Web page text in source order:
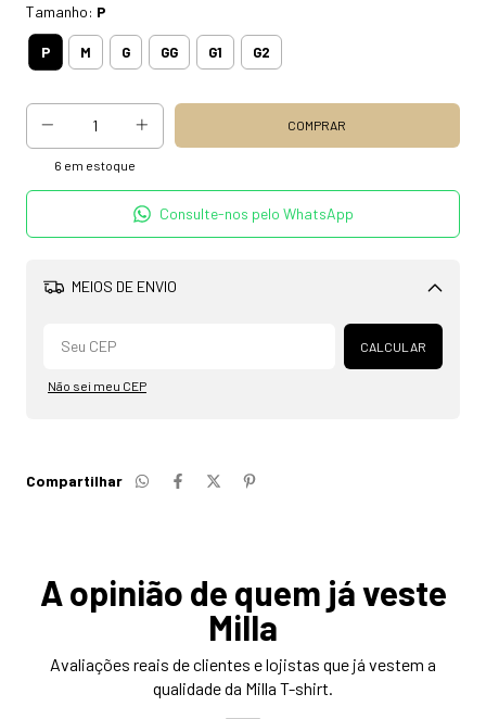
Tamanho: P
P M G GG G1 G2
6 em estoque
Consulte-nos pelo WhatsApp
MEIOS DE ENVIO
Alterar CEP
CALCULAR
Não sei meu CEP
Compartilhar
A opinião de quem já veste
Milla
Avaliações reais de clientes e lojistas que já vestem a
qualidade da Milla T-shirt.